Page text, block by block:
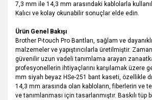
7,3 mm ile 14,3 mm arasındaki kablolarla
Kalıcı ve kolay okunabilir sonuçlar elde edin.
Ürün Genel Bakışı
Brother P-touch Pro Bantları, sağlam ve
malzemeler ve yapıştırıcılarla üretilmiştir.
güvenilir uzun vadeli tanımlama arayan
profesyonellerin ihtiyaçlarını karşılamak üzere
mm siyah beyaz HSe-251 bant kaseti, özellikle
14,3 mm arasında olan kabloların, fiberlerin ve
ve tanımlanması için tasarlanmıştır. Baskılı tüp